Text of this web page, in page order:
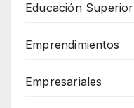
Educación Superior
Emprendimientos
Empresariales